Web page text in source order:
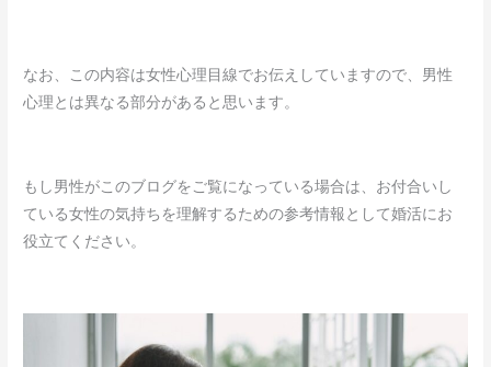
なお、この内容は女性心理目線でお伝えしていますので、男性
心理とは異なる部分があると思います。
もし男性がこのブログをご覧になっている場合は、お付合いし
ている女性の気持ちを理解するための参考情報として婚活にお
役立てください。